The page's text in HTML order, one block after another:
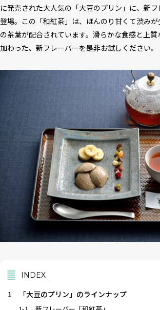
に発売された大人気の「大豆のプリン」に、新
登場。この「和紅茶」は、ほんのり甘くて渋み
の茶葉が配合されています。滑らかな食感と上
加わった、新フレーバーを是非お試しください。
INDEX
1 「大豆のプリン」のラインナップ